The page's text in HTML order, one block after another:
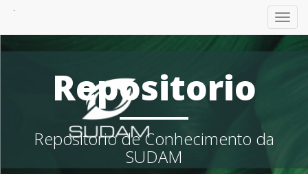
Repositorio
Repositorio de Conhecimento da
SUDAM